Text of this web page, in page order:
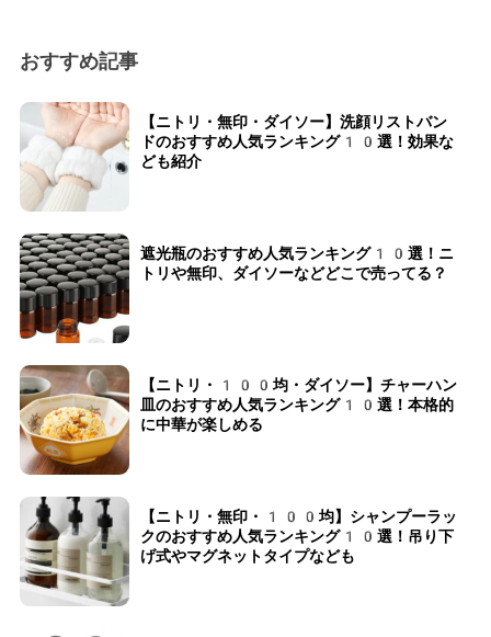
おすすめ記事
【ニトリ・無印・ダイソー】洗顔リストバン
ドのおすすめ人気ランキング10選！効果な
ども紹介
遮光瓶のおすすめ人気ランキング10選！ニ
トリや無印、ダイソーなどどこで売ってる？
【ニトリ・100均・ダイソー】チャーハン
皿のおすすめ人気ランキング10選！本格的
に中華が楽しめる
【ニトリ・無印・100均】シャンプーラッ
クのおすすめ人気ランキング10選！吊り下
げ式やマグネットタイプなども